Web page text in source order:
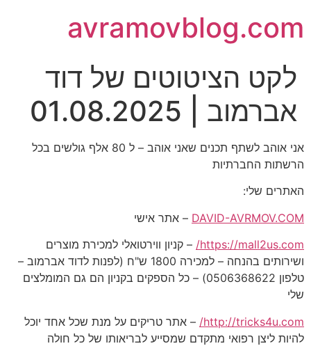
avramovblog.com
לקט הציטוטים של דוד
אברמוב | 01.08.2025
אני אוהב לשתף תכנים שאני אוהב – ל 80 אלף גולשים בכל
הרשתות החברתיות
האתרים שלי:
DAVID-AVRMOV.COM – אתר אישי
https://mall2us.com/ – קניון ווירטואלי למכירת מוצרים
ושירותים בהנחה – למכירה 1800 ש"ח (לפנות לדוד אברמוב –
טלפון 0506368622) – כל הספקים בקניון הם גם המומלצים
שלי
http://tricks4u.com/ – אתר טריקים על מנת שכל אחד יוכל
להיות ליצן רפואי מתקדם שמסייע לבריאותו של כל חולה